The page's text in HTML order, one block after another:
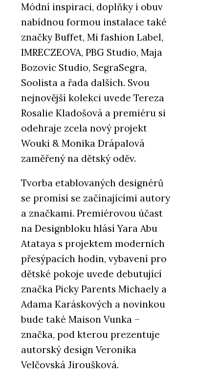
Módní inspiraci, doplňky i obuv
nabídnou formou instalace také
značky Buffet, Mi fashion Label,
IMRECZEOVA, PBG Studio, Maja
Bozovic Studio, SegraSegra,
Soolista a řada dalších. Svou
nejnovější kolekci uvede Tereza
Rosalie Kladošová a premiéru si
odehraje zcela nový projekt
Wouki & Monika Drápalová
zaměřený na dětský oděv.
Tvorba etablovaných designérů
se promísí se začínajícími autory
a značkami. Premiérovou účast
na Designbloku hlásí Yara Abu
Atataya s projektem moderních
přesýpacích hodin, vybavení pro
dětské pokoje uvede debutující
značka Picky Parents Michaely a
Adama Karáskových a novinkou
bude také Maison Vunka –
značka, pod kterou prezentuje
autorský design Veronika
Velčovská Jiroušková.